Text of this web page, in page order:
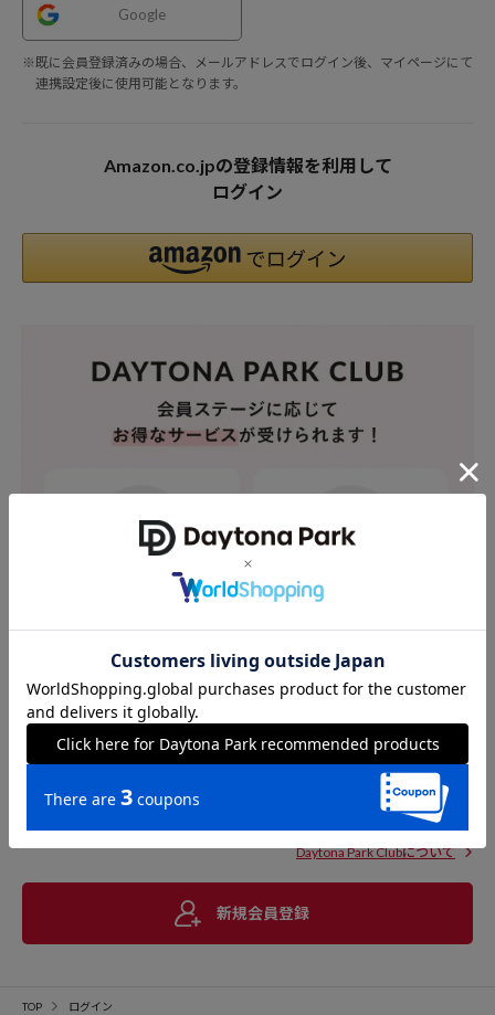
Google
※既に会員登録済みの場合、メールアドレスでログイン後、マイページにて
連携設定後に使用可能となります。
Amazon.co.jpの登録情報を利用して
ログイン
Daytona Park Clubについて
新規会員登録
TOP ログイン